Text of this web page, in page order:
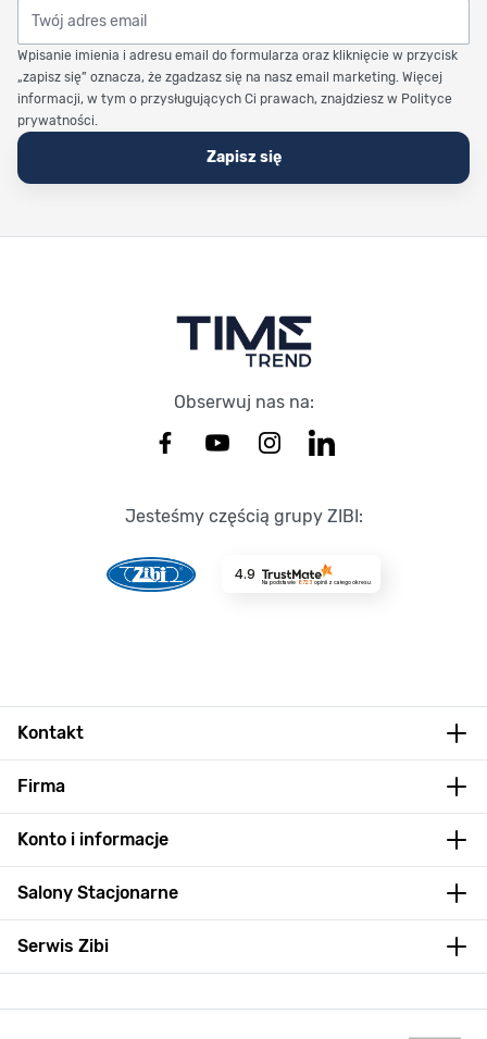
Twój adres email
Wpisanie imienia i adresu email do formularza oraz kliknięcie w przycisk
„zapisz się” oznacza, że zgadzasz się na nasz email marketing. Więcej
informacji, w tym o przysługujących Ci prawach, znajdziesz w Polityce
prywatności.
Zapisz się
Obserwuj nas na:
Jesteśmy częścią grupy ZIBI:
4.9
Na podstawie 8723 opinii z całego okresu
Kontakt
Firma
Konto i informacje
Salony Stacjonarne
Serwis Zibi